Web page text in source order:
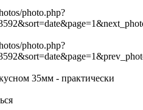
photo.php?
photo.php?
35мм - практически